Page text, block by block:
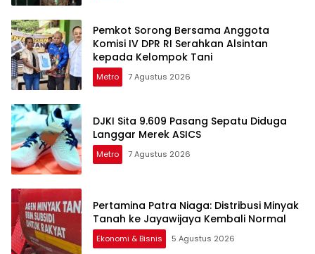
Pemkot Sorong Bersama Anggota
Komisi IV DPR RI Serahkan Alsintan
kepada Kelompok Tani
Metro 7 Agustus 2026
DJKI Sita 9.609 Pasang Sepatu Diduga
Langgar Merek ASICS
Metro 7 Agustus 2026
Pertamina Patra Niaga: Distribusi Minyak
Tanah ke Jayawijaya Kembali Normal
Ekonomi & Bisnis 5 Agustus 2026